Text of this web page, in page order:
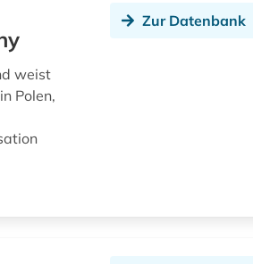
weist
Polen,
Zur Datenbank